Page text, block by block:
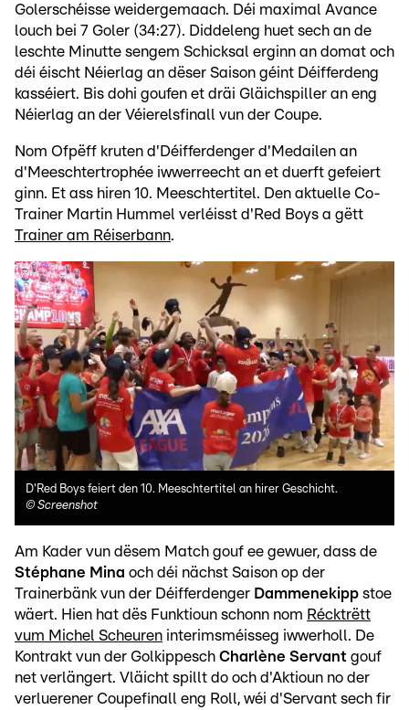
Golerschéisse weidergemaach. Déi maximal Avance
louch bei 7 Goler (34:27). Diddeleng huet sech an de
leschte Minutte sengem Schicksal erginn an domat och
déi éischt Néierlag an dëser Saison géint Déifferdeng
kasséiert. Bis dohi goufen et dräi Gläichspiller an eng
Néierlag an der Véierelsfinall vun der Coupe.
Nom Ofpëff kruten d'Déifferdenger d'Medailen an
d'Meeschtertrophée iwwerreecht an et duerft gefeiert
ginn. Et ass hiren 10. Meeschtertitel. Den aktuelle Co-
Trainer Martin Hummel verléisst d'Red Boys a gëtt
Trainer am Réiserbann.
D'Red Boys feiert den 10. Meeschtertitel an hirer Geschicht.
© Screenshot
Am Kader vun dësem Match gouf ee gewuer, dass de
Stéphane Mina och déi nächst Saison op der
Trainerbänk vun der Déifferdenger Dammenekipp stoe
wäert. Hien hat dës Funktioun schonn nom Récktrëtt
vum Michel Scheuren interimsméisseg iwwerholl. De
Kontrakt vun der Golkippesch Charlène Servant gouf
net verlängert. Vläicht spillt do och d'Aktioun no der
verluerener Coupefinall eng Roll, wéi d'Servant sech fir